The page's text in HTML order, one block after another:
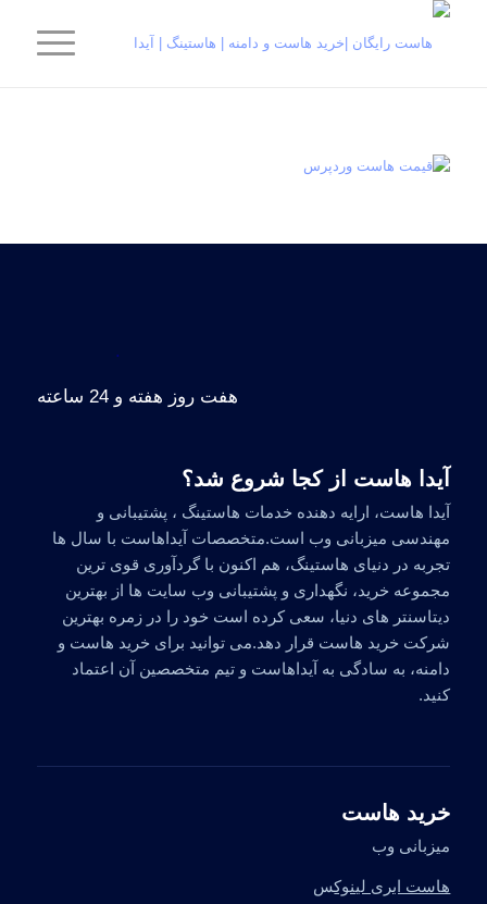
.
هفت روز هفته و 24 ساعته
آیدا هاست از کجا شروع شد؟
آیدا هاست، ارایه دهنده خدمات هاستینگ ، پشتیبانی و
مهندسی میزبانی وب است.متخصصات آیداهاست با سال ها
تجربه در دنیای هاستینگ، هم اکنون با گردآوری قوی ترین
مجموعه خرید، نگهداری و پشتیبانی وب سایت ها از بهترین
دیتاسنتر های دنیا، سعی کرده است خود را در زمره بهترین
شرکت خرید هاست قرار دهد.می توانید برای خرید هاست و
دامنه، به سادگی به آیداهاست و تیم متخصصین آن اعتماد
کنید.
خرید هاست
میزبانی وب
هاست ابری لینوکس